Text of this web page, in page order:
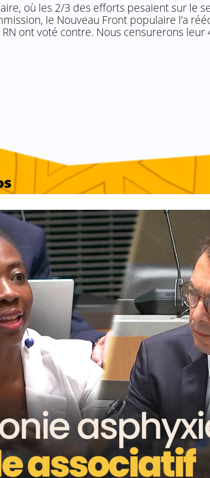
où les 2/3 des efforts pesaient sur le
le Nouveau Front populaire l’a
ont voté contre. Nous censurerons leur